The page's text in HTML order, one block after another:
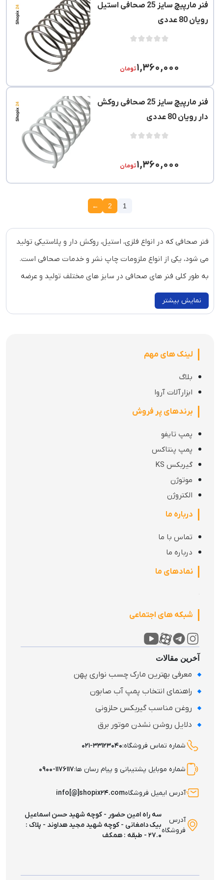
فنر مارپیچ سایز 25 صحافی استیل
رویان 80 عددی
۱,۳۶۰,۰۰۰تومان
فنر مارپیچ سایز 25 صحافی روکش
دار رویان 80 عددی
۱,۳۶۰,۰۰۰تومان
1
2
←
فنر صحافی که در انواع فلزی، استیل، روکش دار و پلاستیکی تولید
می شود، یکی از انواع ملزومات چاپ نشر و خدمات صحافی است.
به طور کلی فنر های صحافی در سایز های مختلف تولید و عرضه
می شوند. یکی از برندهای مطرح در زمینه تولید این محصولات
شرکت رویان است.
صحافی رویان را با قیمت مناسب و با بالاترین کیفیت در سایز و
عزیزان می توانید جهت سفارش و همچنین دریافت مشاوره فنی با
همکاران ما در این فروشگاه در تماس باشید.
واسطه و به صورت مستقیم انواع فنر صحافی تولید شده در شرکت
رویان را به صورت عمده با قیمت کاملا مناسب و با کیفیت بالا
ارائه خواهد کرد. شما عزیزان می توانید در جدول زیر سایز، نوع و
قیمت این محصولات را مشاهده نمایید.
جدول سایز بندی و قیمت فنر مارپیچ
تعداد در جعبه
تعداد در جعبه
8
400
300
2000
نمایش بیشتر
لینک های مهم
بلاگ
ابزارآلات آروا
برندهای پر فروش
پمپ تایفو
پمپ پنتاکس
گیربکس KS
موتوژن
الکتروژن
درباره ما
تماس با ما
درباره ما
نمادهای ما
شبکه های اجتماعی
آخرین مقالات
معرفی بهترین مارک چسب نواری پهن
راهنمای انتخاب پمپ آب صابون
روغن مناسب گیربکس حلزونی
دلایل روشن نشدن موتور برق
شماره تماس فروشگاه:۰۲۱-۳۳۱۲۳۰۴۰
شماره موبایل پشتیبانی و پیام رسان ها:۰۹۰۰-۱۱۷۶۱۱۷
آدرس ایمیل فروشگاهinfo[@]shopix۲۴.com
آدرس
فروشگاه
سه راه امین حضور - کوچه شهید حسن اسماعیل
بیک دامغانی - کوچه شهید مجید هداوند - پلاک :
۲۷.۰ - طبقه : همکف